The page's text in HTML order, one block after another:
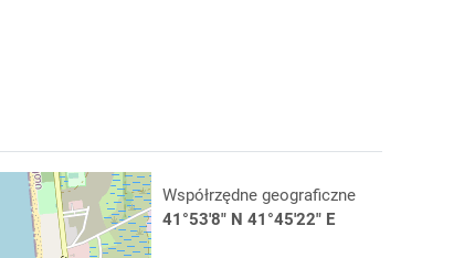
Współrzędne geograficzne
41°53'8" N 41°45'22" E